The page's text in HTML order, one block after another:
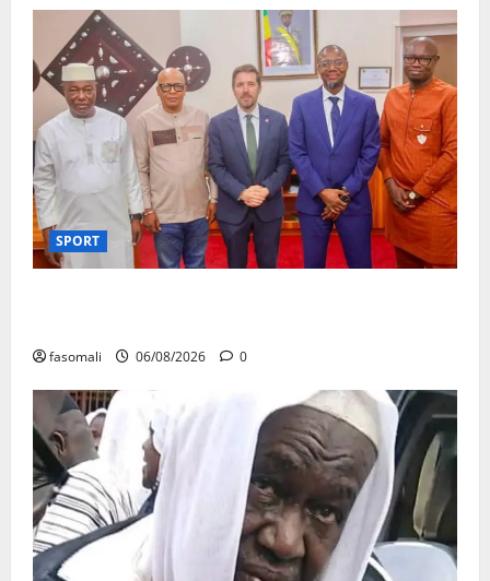
SPORT
fasomali 06/08/2026 0